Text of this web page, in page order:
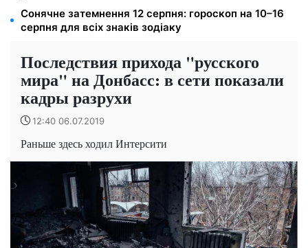
Сонячне затемнення 12 серпня: гороскоп на 10–16
серпня для всіх знаків зодіаку
Последствия прихода "русского
мира" на Донбасс: в сети показали
кадры разрухи
12:40 06.07.2019
Раньше здесь ходил Интерсити